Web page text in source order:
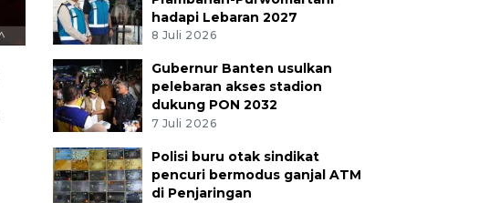
Foto udara ribuan warga membawa dan membunyikan
Koko O atau ketuk sahur di Kota Gorontalo, Gorontalo,
merupakan tradisi masyarakat Gorontalo untuk
berpuasa pada bulan Ramadhan dengan membunyikan
religi. ANTARA FOTO/Adiwinata Solihin/foc.
hadapi Lebaran 2027
8 Juli 2026
Gubernur Banten usulkan
pelebaran akses stadion
dukung PON 2032
7 Juli 2026
Polisi buru otak sindikat
pencuri bermodus ganjal ATM
di Penjaringan